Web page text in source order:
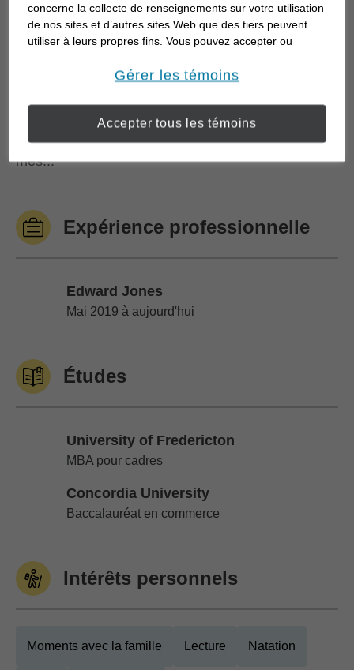
bien équilibrée (placements, fiducies, courtage,
services bancaires personnels, prêts
services bancaires commerciaux, financement et
« Si je prenais ma retraite demain, que
regretterais-je de ne pas avoir fait? » J’ai analysé
mes...
Expérience professionnelle
Edward Jones
Edward Jones
Mai 2019 à aujourd'hui
Études
University of Fredericton
University of Fredericton
MBA pour cadres
Concordia University
Concordia University
Baccalauréat en commerce
Intérêts personnels
Moments avec la famille Lecture Natation
concerne la collecte de renseignements sur votre utilisation
de nos sites et d’autres sites Web que des tiers peuvent
utiliser à leurs propres fins. Vous pouvez accepter ou
Pour en savoir plus sur la façon dont nous utilisons les
veuillez consulter notreDéclaration de confidentialité de
l’information transmise en ligne opens in a new window
.
Gérer les témoins
Accepter tous les témoins